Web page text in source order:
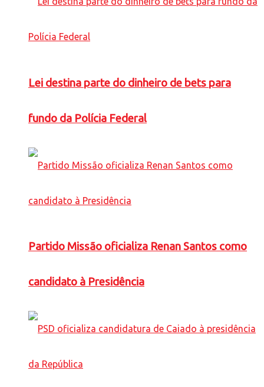
Lei destina parte do dinheiro de bets para
fundo da Polícia Federal
Partido Missão oficializa Renan Santos como
candidato à Presidência